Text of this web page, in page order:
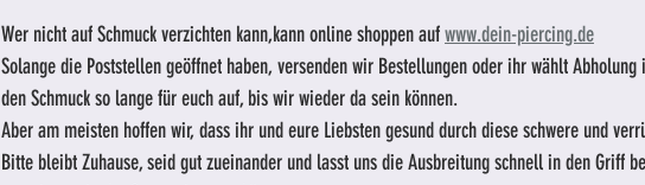
Wer nicht auf Schmuck verzichten kann,kann online shoppen auf www.dein-piercing.de
Solange die Poststellen geöffnet haben, versenden wir Bestellungen oder ihr wählt
den Schmuck so lange für euch auf, bis wir wieder da sein können.
Aber am meisten hoffen wir, dass ihr und eure Liebsten gesund durch diese schwere und
Bitte bleibt Zuhause, seid gut zueinander und lasst uns die Ausbreitung schnell in den Griff